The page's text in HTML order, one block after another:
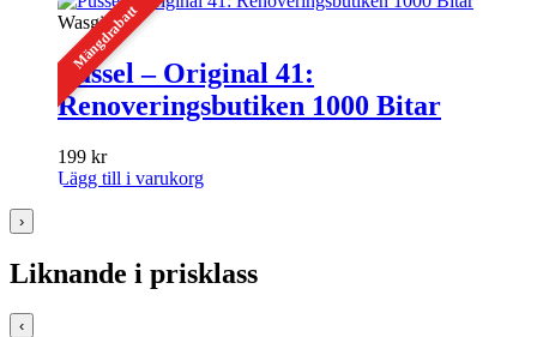
Mängdrabatt
Wasgij
Pussel – Original 41:
Renoveringsbutiken 1000 Bitar
199 kr
Lägg till i varukorg
›
Liknande i prisklass
‹